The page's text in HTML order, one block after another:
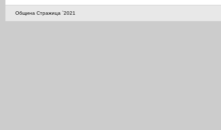
Община Стражица `2021